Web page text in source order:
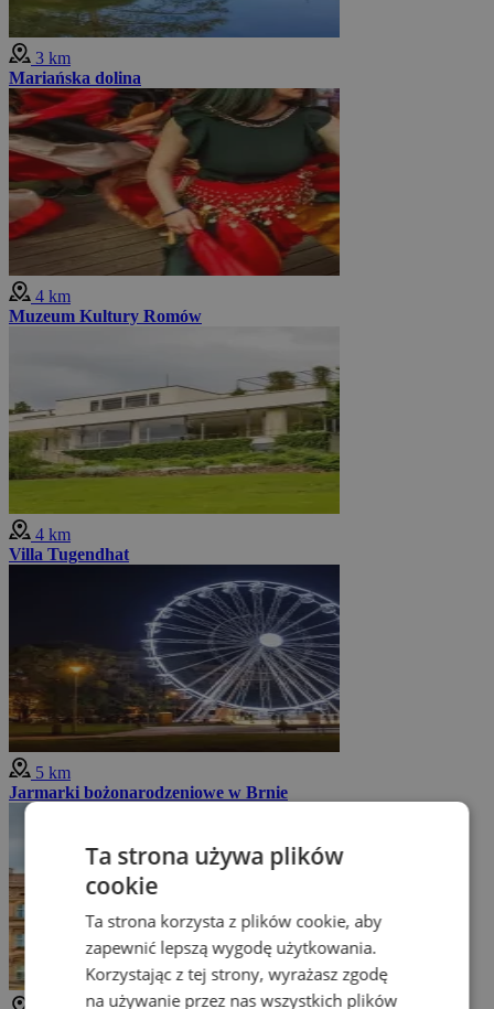
3 km
Mariańska dolina
4 km
Muzeum Kultury Romów
4 km
Villa Tugendhat
5 km
Jarmarki bożonarodzeniowe w Brnie
Ta strona używa plików
cookie
Ta strona korzysta z plików cookie, aby
zapewnić lepszą wygodę użytkowania.
Korzystając z tej strony, wyrażasz zgodę
na używanie przez nas wszystkich plików